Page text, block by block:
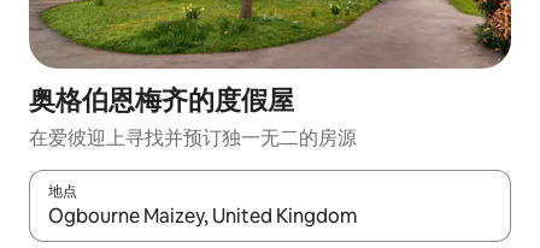
奥格伯恩梅齐的度假屋
在爱彼迎上寻找并预订独一无二的房源
地点
如有搜索结果，请使用上下方向键查看，或通过点击或滑动手势